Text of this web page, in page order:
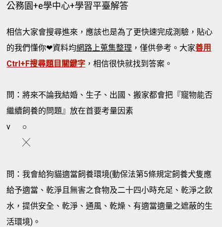
公務園+e學中心+學習平臺解答
相信大家會搜尋進來，應該也是為了更快速完成測驗，貼心
的我們懂你❤資料均網路上蒐集整理 ，僅供參考。大家善用
Ctrl+F搜尋題目關鍵字 ，相信很快就找到答案。
問：將來不論我結婚、生子、出國、搬家都會把『寵物能否
繼續飼養的問題』放在首要考量因素
v
○
╳
問：我會給狗貓適當飼養環境(動保法第5條規定飼養犬隻應
給予適當、乾淨且無害之食物及二十四小時充足、乾淨之飲
水，提供安全、乾淨、通風、乾燥、有適當適量之遮蔽的生
活環境)。